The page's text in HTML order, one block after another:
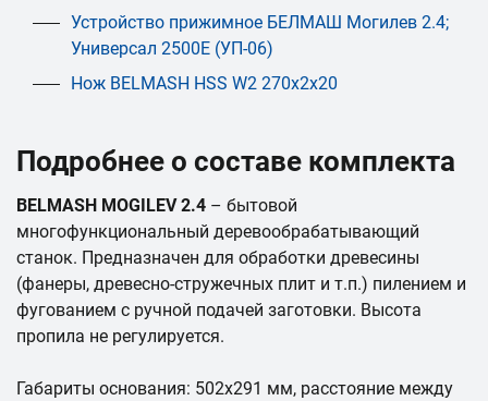
Устройство прижимное БЕЛМАШ Могилев 2.4;
Универсал 2500Е (УП-06)
Нож BELMASH HSS W2 270х2х20
Подробнее о составе комплекта
BELMASH MOGILEV 2.4 – бытовой
многофункциональный деревообрабатывающий
станок. Предназначен для обработки древесины
(фанеры, древесно-стружечных плит и т.п.) пилением и
фугованием с ручной подачей заготовки. Высота
пропила не регулируется.
Габариты основания: 502х291 мм, расстояние между